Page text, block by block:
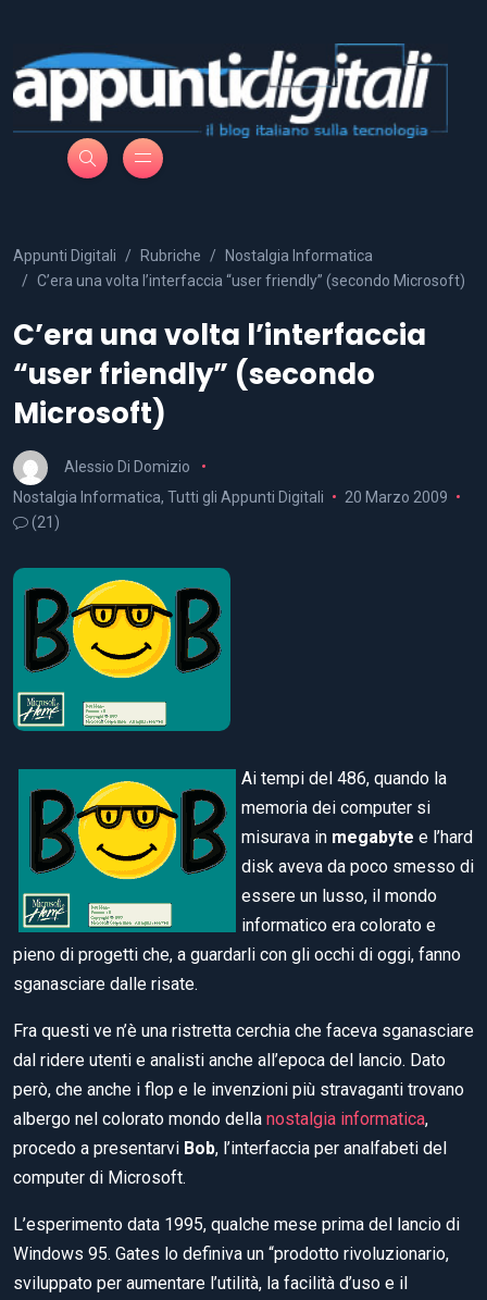
Appunti Digitali Rubriche
Nostalgia Informatica
C’era una volta l’interfaccia “user friendly” (secondo Microsoft)
C’era una volta l’interfaccia
“user friendly” (secondo
Microsoft)
Alessio Di Domizio
Nostalgia Informatica, Tutti gli Appunti Digitali
20 Marzo 2009
(21)
Ai tempi del 486, quando la
memoria dei computer si
misurava in megabyte e l’hard
disk aveva da poco smesso di
essere un lusso, il mondo
informatico era colorato e
pieno di progetti che, a guardarli con gli occhi di oggi, fanno
sganasciare dalle risate.
Fra questi ve n’è una ristretta cerchia che faceva sganasciare
dal ridere utenti e analisti anche all’epoca del lancio. Dato
però, che anche i flop e le invenzioni più stravaganti trovano
albergo nel colorato mondo della nostalgia informatica,
procedo a presentarvi Bob, l’interfaccia per analfabeti del
computer di Microsoft.
L’esperimento data 1995, qualche mese prima del lancio di
Windows 95. Gates lo definiva un “prodotto rivoluzionario,
sviluppato per aumentare l’utilità, la facilità d’uso e il